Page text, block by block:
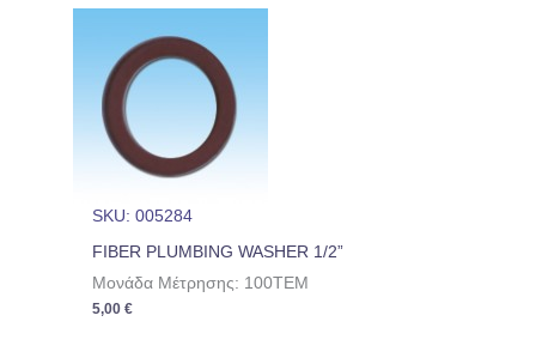
SKU: 005284
FIBER PLUMBING WASHER 1/2”
Μονάδα Μέτρησης: 100TEM
5,00€